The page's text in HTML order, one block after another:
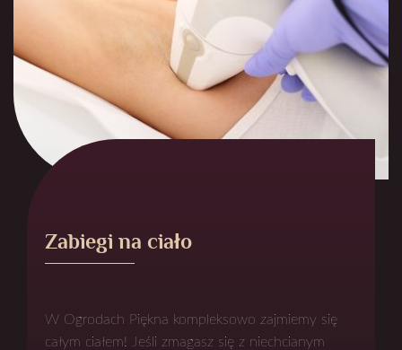
Zabiegi na ciało
W Ogrodach Piękna kompleksowo zajmiemy się
całym ciałem! Jeśli zmagasz się z niechcianym